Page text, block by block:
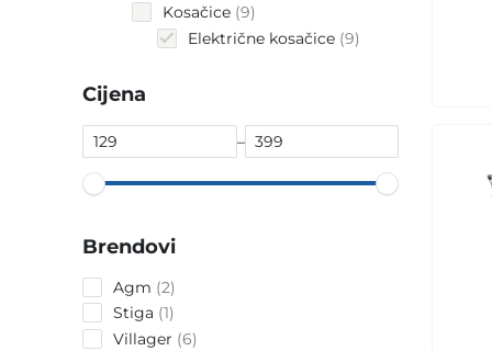
Kosačice 99
products
Električne kosačice 99
Cijena
–
Brendovi
Agm 22
products
Stiga 11
product
Villager 66